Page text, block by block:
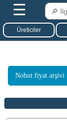
☰
Üreticiler
Nohut fiyat arşivi